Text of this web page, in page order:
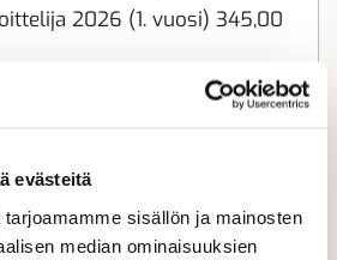
evästeitä
sisällön ja mainosten
median ominaisuuksien
2026 (1. vuosi) 345,00
2026 (2. vuosi) 450,00
2026 150,00 €
- osamaksu 10 kk (10x79€ =
79,00 €